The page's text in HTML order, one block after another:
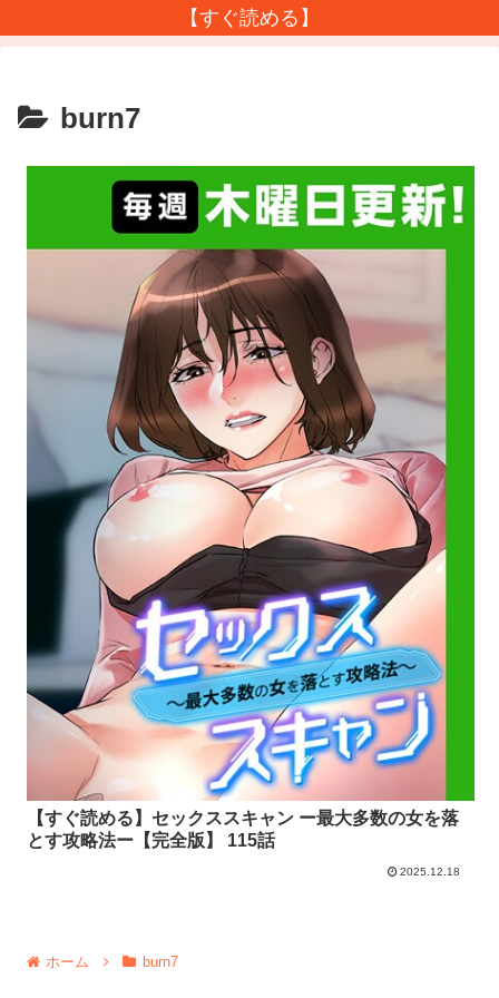
【すぐ読める】
burn7
【すぐ読める】セックススキャン ー最大多数の女を落
とす攻略法ー【完全版】 115話
2025.12.18
ホーム burn7